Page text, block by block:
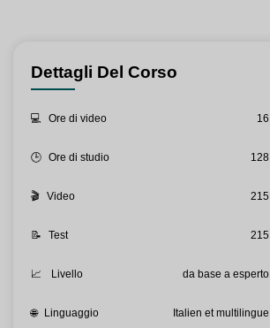
Dettagli Del Corso
💻 Ore di video 16
🕒 Ore di studio 128
🎬 Video 215
📝 Test 215
📈 Livello da base a esperto
🌐 Linguaggio Italien et multilingue